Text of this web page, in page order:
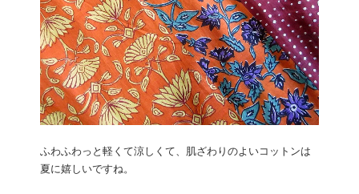
ふわふわっと軽くて涼しくて、肌ざわりのよいコットンは
夏に嬉しいですね。